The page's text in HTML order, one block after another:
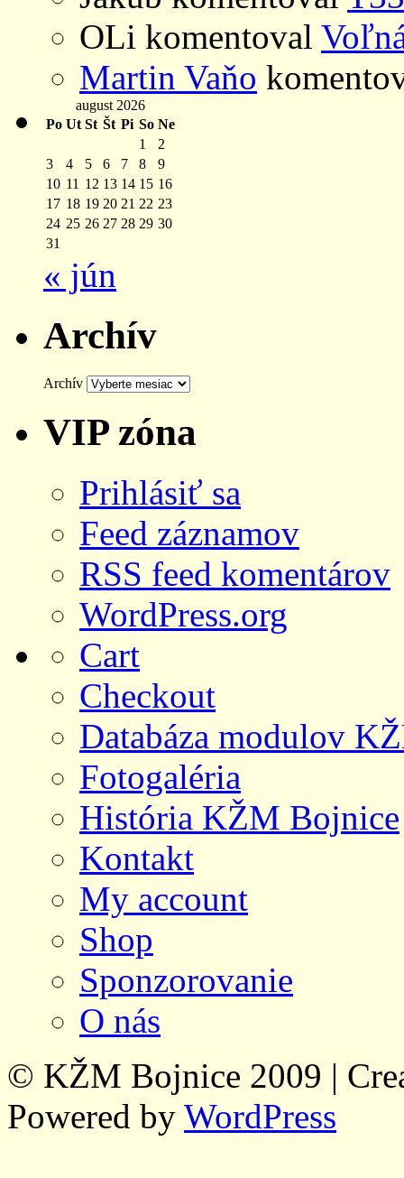
OLi komentoval
Martin Vaňo
august 2026
Po Ut St Št Pi So Ne
1
2
3
4 5 6 7 8
9
10 11 12 13 14 15 16
17 18 19 20 21 22 23
24 25 26 27 28 29 30
31
« jún
Archív
Archív
VIP zóna
Prihlásiť sa
Feed záznamov
RSS feed komentárov
WordPress.org
Cart
Checkout
Databáza modulov
Fotogaléria
História KŽM Bojnice
Kontakt
My account
Shop
Sponzorovanie
O nás
© KŽM Bojnice 2009 |
Powered by WordPress